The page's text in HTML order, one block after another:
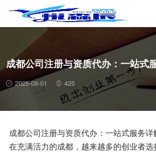
资质许可
成都公司注册与资质代办：一站式
2025-09-01 425
成都公司注册与资质代办：一站式服务详
在充满活力的成都，越来越多的创业者